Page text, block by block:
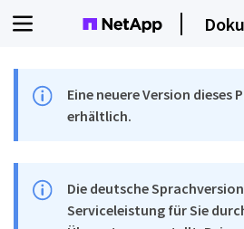
Eine neuere Version dieses
erhältlich.
Die deutsche
Serviceleistung für Sie